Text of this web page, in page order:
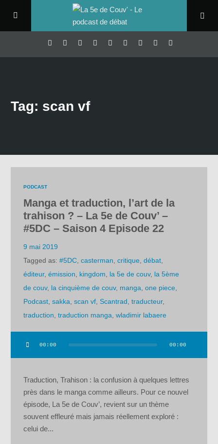
Tag: scan vf
PODCAST
Manga et traduction, l’art de la
trahison ? – La 5e de Couv’ –
#5DC – Saison 4 Episode 22
9 mai 2019
Tagged as:#5DC ,casterman ,critique ,débat
éditeur,émission kingdom la 5e de couv, la 5ème
de couv, la cinquième de couv, manga ,one piece
Podcast ,sakka ,scan vf ,Scantrad ,traducteur,
traduction ,traduction manga ,wladimir labaere
Lecteur
00:00 00:00
Traduction, Trahison : la confusion à quelques lettres
près dans le manga comme ailleurs. Pour ce nouvel
épisode, La 5e de Couv’, revient sur un thème
souvent effleuré mais jamais réellement exploré :
celui de...